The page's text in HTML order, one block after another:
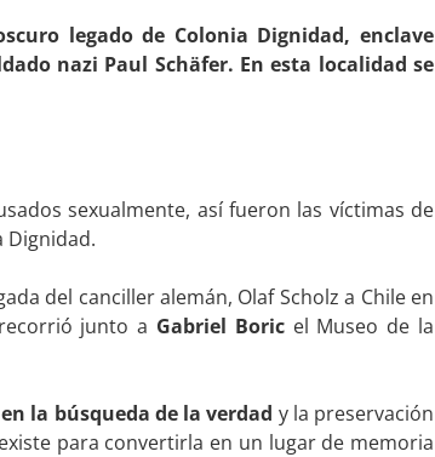
legado de Colonia Dignidad, enclave
nazi Paul Schäfer. En esta localidad se
sexualmente, así fueron las víctimas de
Dignidad.
del canciller alemán, Olaf Scholz a Chile en
junto a Gabriel Boricel Museo de la
la búsqueda de la verdad y la preservación
para convertirla en un lugar de memoria